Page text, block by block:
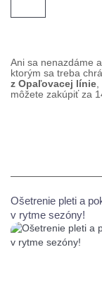
Ani sa nenazdáme
ktorým sa treba
z Opaľovacej línie
môžete zakúpiť za
Ošetrenie pleti a
v rytme sezóny!